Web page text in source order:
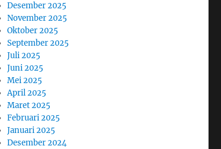
Desember 2025
November 2025
Oktober 2025
September 2025
Juli 2025
Juni 2025
Mei 2025
April 2025
Maret 2025
Februari 2025
Januari 2025
Desember 2024